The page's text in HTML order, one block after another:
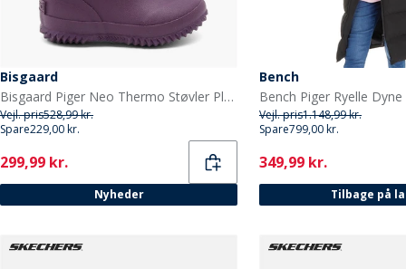
Bisgaard
Bisgaard Piger Neo Thermo Støvler Plum
Vejl. pris528,99 kr.
Spare229,00 kr.
Current
299,99 kr.
Nyheder
Bench
Bench Piger Ryelle
Vejl. pris1.148,99 kr.
Spare799,00 kr.
Current
349,99 kr.
Tilbage på